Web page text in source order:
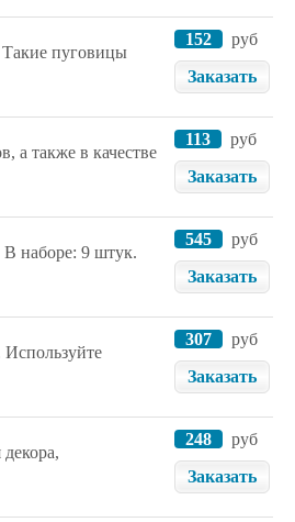
Такие пуговицы
152
руб
Заказать
а также в качестве
113
руб
Заказать
В наборе: 9 штук.
545
руб
Заказать
307
руб
Заказать
248
руб
Заказать